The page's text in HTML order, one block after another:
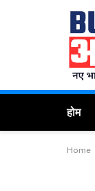
होम
Home